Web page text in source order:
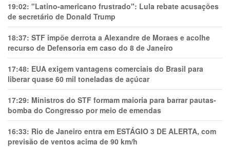
19:02: "Latino-americano frustrado": Lula rebate acusações
de secretário de Donald Trump
18:37: STF impõe derrota a Alexandre de Moraes e acolhe
recurso de Defensoria em caso do 8 de Janeiro
17:48: EUA exigem vantagens comerciais do Brasil para
liberar quase 60 mil toneladas de açúcar
17:29: Ministros do STF formam maioria para barrar pautas-
bomba do Congresso por meio de emendas
16:33: Rio de Janeiro entra em ESTÁGIO 3 DE ALERTA, com
previsão de ventos acima de 90 km/h